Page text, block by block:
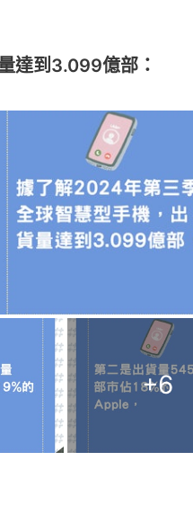
達到3.099億部：
+6